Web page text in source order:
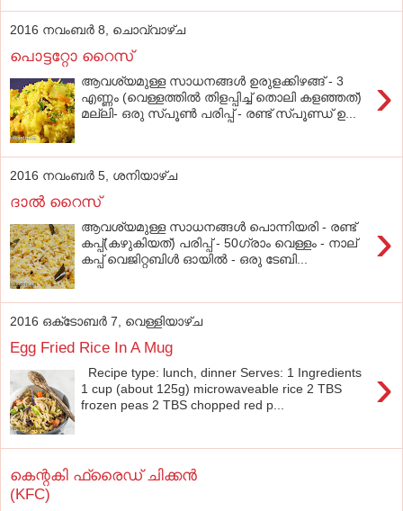
2016 നവംബർ 8, ചൊവ്വാഴ്ച
പൊട്ടറ്റോ റൈസ്
›
ആവശ്യമുള്ള സാധനങ്ങള്‍ ഉരുളക്കിഴങ്ങ് - 3
എണ്ണം (വെള്ളത്തില്‍ തിളപ്പിച്ച് തൊലി കളഞ്ഞത്)
മല്ലി- ഒരു സ്പൂണ്‍ പരിപ്പ് - രണ്ട് സ്പൂണ്ഡ് ഉ...
2016 നവംബർ 5, ശനിയാഴ്‌ച
ദാല്‍ റൈസ്‌
›
ആവശ്യമുള്ള സാധനങ്ങള്‍ പൊന്നിയരി - രണ്ട്‌
കപ്പ്‌(കഴുകിയത്‌) പരിപ്പ്‌ - 50ഗ്രാം വെള്ളം - നാല്‌
കപ്പ്‌ വെജിറ്റബിള്‍ ഓയില്‍ - ഒരു ടേബി...
2016 ഒക്‌ടോബർ 7, വെള്ളിയാഴ്‌ച
Egg Fried Rice In A Mug
›
Recipe type: lunch, dinner Serves: 1 Ingredients
1 cup (about 125g) microwaveable rice 2 TBS
frozen peas 2 TBS chopped red p...
കെന്റകി ഫ്രൈഡ്‌ ചിക്കന്‍
(KFC)